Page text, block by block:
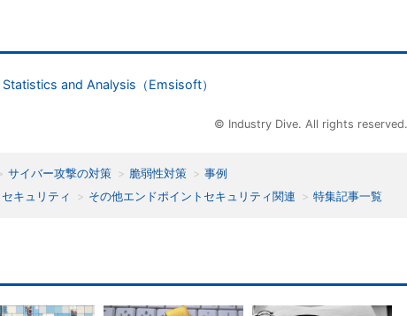
and Analysis（Emsisoft）
© Industry Dive. All rights reserved.
サイバー攻撃の対策 脆弱性対策
事例
キュリティ その他エンドポイントセキュリティ関連 特集記事一覧